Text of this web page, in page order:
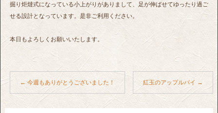
掘り炬燵式になっている小上がりがありまして、足が伸ばせてゆったり過ご
せる設計となっています。是非ご利用ください。
本日もよろしくお願いいたします。
← 今週もありがとうございました！ 紅玉のアップルパイ →